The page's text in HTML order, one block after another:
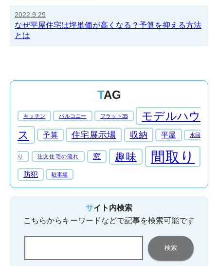
2022.9.29
なぜ平屋住宅は坪単価が高くなる？予算を抑える方法
とは
TAG
キッチン バルコニー フラット35
モデルハウ
ス
予算 住宅展示場 収納 平屋 水回
り 注文住宅の流れ 窓 趣味 間取り
防犯 駐車場
サイト内検索
こちらからキーワードなどで記事を検索可能です